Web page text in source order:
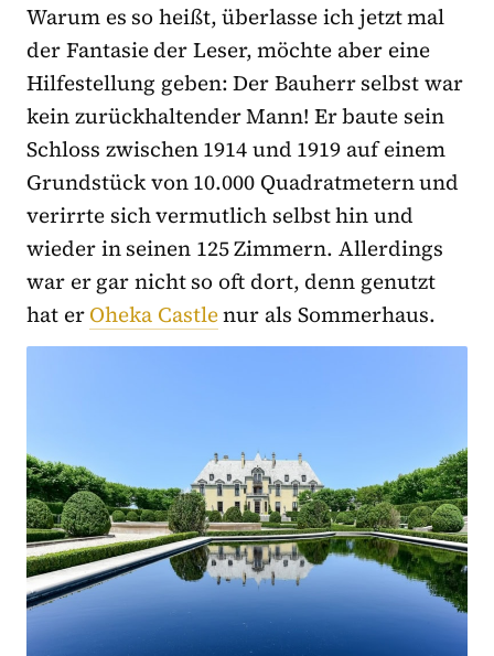
Warum es so heißt, überlasse ich jetzt mal
der Fantasie der Leser, möchte aber eine
Hilfestellung geben: Der Bauherr selbst war
kein zurückhaltender Mann! Er baute sein
Schloss zwischen 1914 und 1919 auf einem
Grundstück von 10.000 Quadratmetern und
verirrte sich vermutlich selbst hin und
wieder in seinen 125 Zimmern. Allerdings
war er gar nicht so oft dort, denn genutzt
hat erOheka Castlenur als Sommerhaus.